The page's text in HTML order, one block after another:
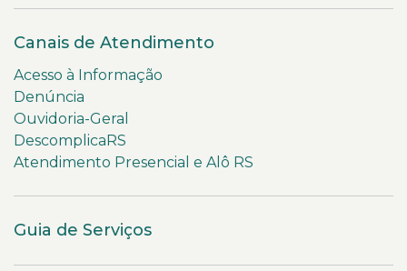
Canais de Atendimento
Acesso à Informação
Denúncia
Ouvidoria-Geral
DescomplicaRS
Atendimento Presencial e Alô RS
Guia de Serviços